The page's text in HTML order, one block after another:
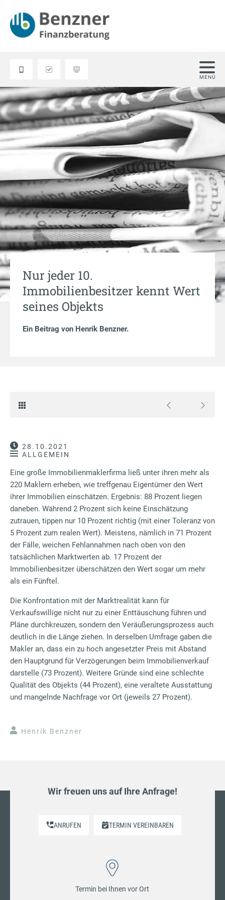
Nur jeder 10.
Immobilienbesitzer kennt Wert
seines Objekts
Ein Beitrag von Henrik Benzner.
28.10.2021
ALLGEMEIN
Eine große Immobilienmaklerfirma ließ unter ihren mehr als
220 Maklern erheben, wie treffgenau Eigentümer den Wert
ihrer Immobilien einschätzen. Ergebnis: 88 Prozent liegen
daneben. Während 2 Prozent sich keine Einschätzung
zutrauen, tippen nur 10 Prozent richtig (mit einer Toleranz von
5 Prozent zum realen Wert). Meistens, nämlich in 71 Prozent
der Fälle, weichen Fehlannahmen nach oben von den
tatsächlichen Marktwerten ab. 17 Prozent der
Immobilienbesitzer überschätzen den Wert sogar um mehr
als ein Fünftel.
Die Konfrontation mit der Marktrealität kann für
Verkaufswillige nicht nur zu einer Enttäuschung führen und
Pläne durchkreuzen, sondern den Veräußerungsprozess auch
deutlich in die Länge ziehen. In derselben Umfrage gaben die
Makler an, dass ein zu hoch angesetzter Preis mit Abstand
den Hauptgrund für Verzögerungen beim Immobilienverkauf
darstelle (73 Prozent). Weitere Gründe sind eine schlechte
Qualität des Objekts (44 Prozent), eine veraltete Ausstattung
und mangelnde Nachfrage vor Ort (jeweils 27 Prozent).
Henrik Benzner
Wir freuen uns auf Ihre Anfrage!
ANRUFEN TERMIN VEREINBAREN
Termin bei Ihnen vor Ort